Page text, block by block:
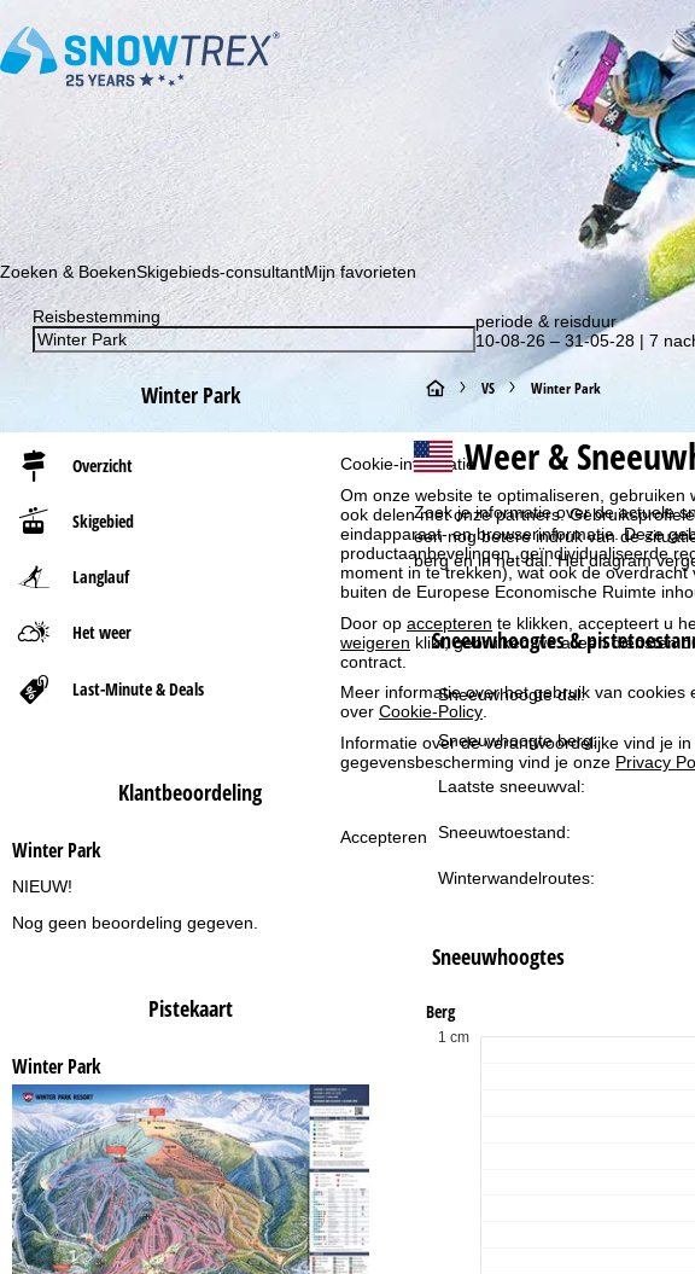
Cookie-informatie
Om onze website te optimaliseren,
ook delen met onze partners.
eindapparaat- en browserinformatie. Deze
productaanbevelingen, geïndividualiseerde
moment in te trekken), wat ook de
buiten de Europese Economische Ruimte
Door op accepteren te klikken, accepteert u
weigeren klikt, gebruiken we alleen diensten
contract.
Meer informatie over het gebruik van
over Cookie-Policy
Informatie over de verantwoordelijke vind je in
gegevensbescherming vind je onze Privacy
Accepteren
Schrijf je in voor onze nieuwsbrief en wees als eerste op de hoogte van onze
Zoeken & BoekenSkigebieds-consultantMijn favorieten
Reisbestemming
periode & reisduur
10-08-26 – 31-05-28 | 7
Winter Park
Overzicht
Skigebied
Langlauf
Het weer
Last-Minute & Deals
Klantbeoordeling
Winter Park
NIEUW!
Nog geen beoordeling gegeven.
Pistekaart
Winter Park
S
t
a
r
t
p
a
g
i
n
a
VS Winter Park
Weer &
Zoek je informatie over de actuele
een nog betere indruk van de
berg en in het dal. Het diagram
Sneeuwhoogtes &
Sneeuwhoogte dal:
Sneeuwhoogte berg:
Laatste sneeuwval:
Sneeuwtoestand:
Winterwandelroutes:
Sneeuwhoogtes
Berg
1 cm